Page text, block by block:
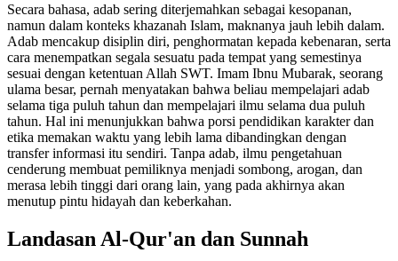
Secara bahasa, adab sering diterjemahkan sebagai kesopanan,
namun dalam konteks khazanah Islam, maknanya jauh lebih dalam.
Adab mencakup disiplin diri, penghormatan kepada kebenaran, serta
cara menempatkan segala sesuatu pada tempat yang semestinya
sesuai dengan ketentuan Allah SWT. Imam Ibnu Mubarak, seorang
ulama besar, pernah menyatakan bahwa beliau mempelajari adab
selama tiga puluh tahun dan mempelajari ilmu selama dua puluh
tahun. Hal ini menunjukkan bahwa porsi pendidikan karakter dan
etika memakan waktu yang lebih lama dibandingkan dengan
transfer informasi itu sendiri. Tanpa adab, ilmu pengetahuan
cenderung membuat pemiliknya menjadi sombong, arogan, dan
merasa lebih tinggi dari orang lain, yang pada akhirnya akan
menutup pintu hidayah dan keberkahan.
Landasan Al-Qur'an dan Sunnah